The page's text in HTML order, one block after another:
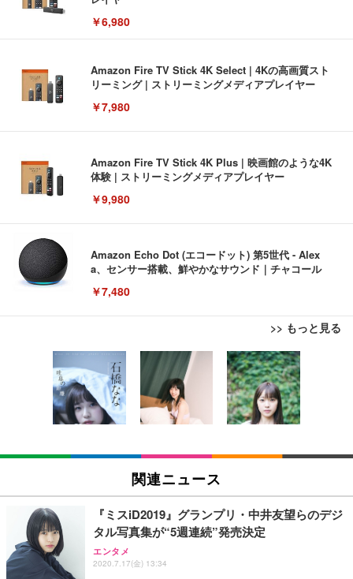
￥6,980
Amazon Fire TV Stick 4K Select | 4Kの高画質スト
リーミング | ストリーミングメディアプレイヤー
￥7,980
Amazon Fire TV Stick 4K Plus | 映画館のような4K
体験 | ストリーミングメディアプレイヤー
￥9,980
Amazon Echo Dot (エコードット) 第5世代 - Alex
a、センサー搭載、鮮やかなサウンド｜チャコール
￥7,480
>> もっと見る
[EdoErgo] オフィスチェア 椅子 テレワーク 疲れな
い 跳ね上げ式アームレスト コンパクト 約105度ロッ
キング pc 事務椅子 360度回転 座面昇降 強化ナイロ
ン樹脂ベース 通気性メッシュ 在宅ワーク H-WY01
(黒網+黒枠+黒足)
￥5,699
SIHOO B100 オフィスチェア／デスクチェア メッシ
ュチェア 人間工学 疲れない ブラック
￥27,999
Sezlife オフィスチェア デスクチェア 疲れない テレ
ワーク チェア 強化バックレスト 30度ロッキング機
能 人間工学 椅子 腰サポート 90度跳ね上げ式アーム
EIZO ビジネス向けプレミアムモニター | FlexScan
EV3240X-WT | 31.5型4K UHD・USB Type-C・ホワ
イト
￥105,595
EIZO ビジネス向けプレミアムモニター | FlexScan
￥109,572
【純正品】27"ゲーミングモニター DualSense 充電
フック付き（CFI-ZDM1J）
Amazonベーシック ペットシーツ 薄型 レギュラー 1
回使い捨て 無香料 ホワイト 300枚
￥3,373
Amazonベーシック ペットシーツ 厚型 ワイド 42枚
x2袋(84枚) ホワイト(吸収面:ライトブルー)
￥3,234
ネオ・ルーライフ ネオ・オムツ L 中型犬用 26枚入
り 単品
関連ニュース
『ミスiD2019』グランプリ・中井友望らのデジ
タル写真集が“5週連続”発売決定
エンタメ
2020.7.17(金) 13:34